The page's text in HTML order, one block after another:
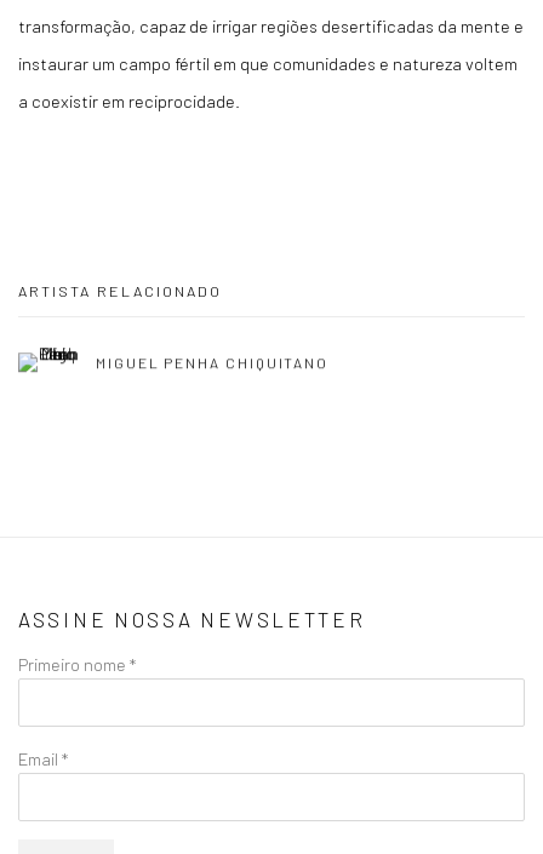
transformação, capaz de irrigar regiões desertificadas da mente e
instaurar um campo fértil em que comunidades e natureza voltem
a coexistir em reciprocidade.
ARTISTA RELACIONADO
MIGUEL PENHA CHIQUITANO
ASSINE NOSSA NEWSLETTER
Primeiro nome *
Email *